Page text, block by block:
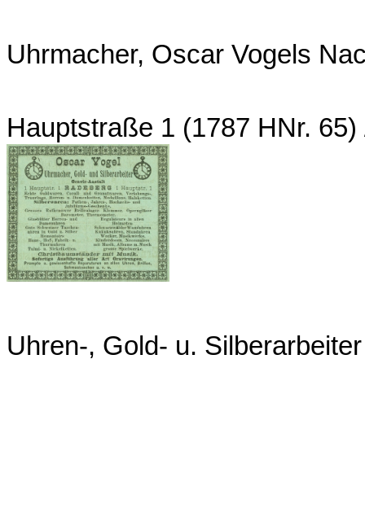
Uhrmacher, Oscar Vogels
Hauptstraße 1 (1787 HNr.
Uhren-, Gold- u.